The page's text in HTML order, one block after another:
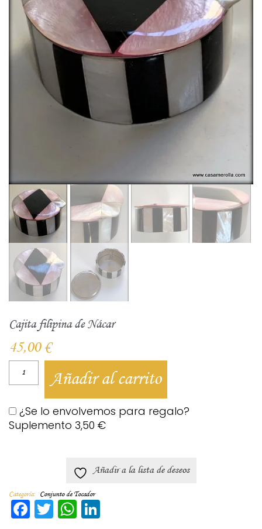
Cajita filipina de Nácar
45,00 €
Añadir al carrito
¿Se lo envolvemos para regalo?
Suplemento 3,50 €
Añadir a la lista de deseos
Categoría: Conjunto de Tocador
Facebook
TwitterWhatsApp